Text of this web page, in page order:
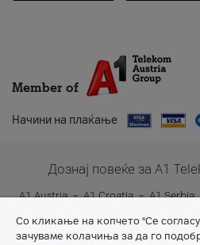
Member of
Начини на плаќање
Дознај повеќе за A1
A1 Austria A1 Croatia A1 Serbia
A1 Slovenia
Со кликање на копчето "Се
зачуваме колачиња за да го